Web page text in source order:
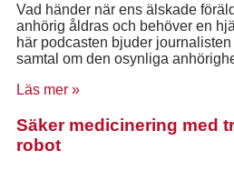
Vad händer när ens älskade
anhörig åldras och behöver en
här podcasten bjuder journalisten
samtal om den osynliga
Läs mer »
Säker medicinering med
robot